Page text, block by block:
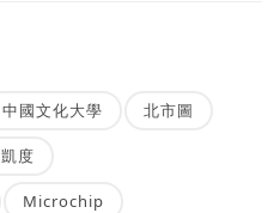
中國文化大學 北市圖
凱度
Microchip